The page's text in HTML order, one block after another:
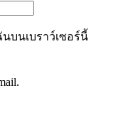
บนเบราว์เซอร์นี้